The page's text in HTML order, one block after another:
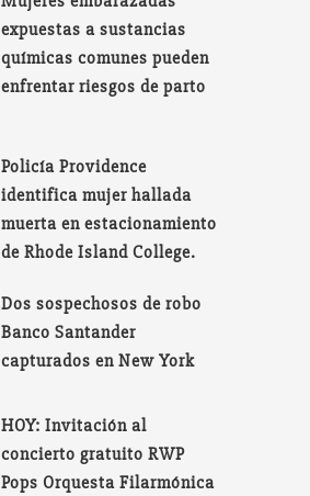
expuestas a sustancias
químicas comunes pueden
enfrentar riesgos de parto
Policía Providence
identifica mujer hallada
muerta en estacionamiento
de Rhode Island College.
Dos sospechosos de robo
Banco Santander
capturados en New York
HOY: Invitación al
concierto gratuito RWP
Pops Orquesta Filarmónica